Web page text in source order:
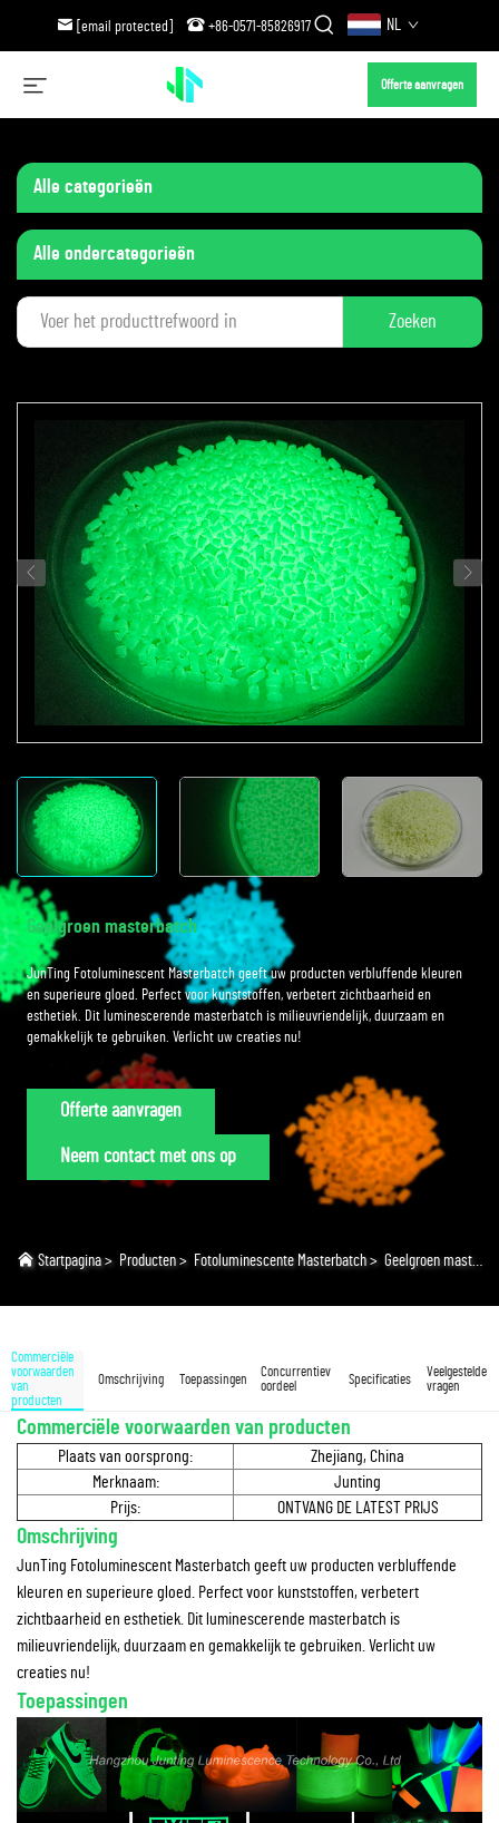
[email protected] +86-0571-85826917 NL
Offerte aanvragen
Alle categorieën
Alle ondercategorieën
Zoeken
Geelgroen masterbatch
JunTing Fotoluminescent Masterbatch geeft uw producten verbluffende kleuren
en superieure gloed. Perfect voor kunststoffen, verbetert zichtbaarheid en
esthetiek. Dit luminescerende masterbatch is milieuvriendelijk, duurzaam en
gemakkelijk te gebruiken. Verlicht uw creaties nu!
Offerte aanvragen
Neem contact met ons op
Startpagina> Producten> Fotoluminescente Masterbatch > Geelgroen masterbatch
Commerciële
voorwaarden
van
producten
Omschrijving Toepassingen
Concurrentiev
oordeel
Specificaties
Veelgestelde
vragen
Commerciële voorwaarden van producten
Plaats van oorsprong:
Zhejiang, China
Merknaam:
Junting
Prijs:
ONTVANG DE LATEST PRIJS
Omschrijving
JunTing Fotoluminescent Masterbatch geeft uw producten verbluffende
kleuren en superieure gloed. Perfect voor kunststoffen, verbetert
zichtbaarheid en esthetiek. Dit luminescerende masterbatch is
milieuvriendelijk, duurzaam en gemakkelijk te gebruiken. Verlicht uw
creaties nu!
Toepassingen